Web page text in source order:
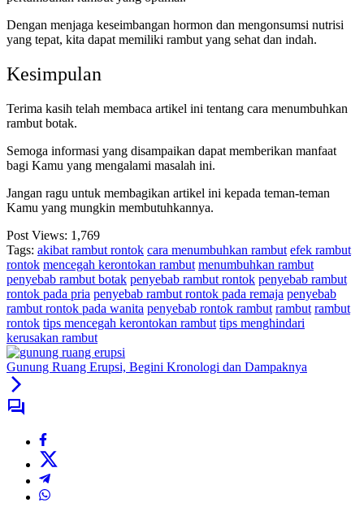
Dengan menjaga keseimbangan hormon dan mengonsumsi nutrisi
yang tepat, kita dapat memiliki rambut yang sehat dan indah.
Kesimpulan
Terima kasih telah membaca artikel ini tentang cara menumbuhkan
rambut botak.
Semoga informasi yang disampaikan dapat memberikan manfaat
bagi Kamu yang mengalami masalah ini.
Jangan ragu untuk membagikan artikel ini kepada teman-teman
Kamu yang mungkin membutuhkannya.
Post Views: 1,769
Tags: akibat rambut rontok cara menumbuhkan rambut efek rambut
rontok mencegah kerontokan rambut menumbuhkan rambut
penyebab rambut botak penyebab rambut rontok penyebab rambut
rontok pada pria penyebab rambut rontok pada remaja penyebab
rambut rontok pada wanita penyebab rontok rambut rambut rambut
rontok tips mencegah kerontokan rambut tips menghindari
kerusakan rambut
Gunung Ruang Erupsi, Begini Kronologi dan Dampaknya